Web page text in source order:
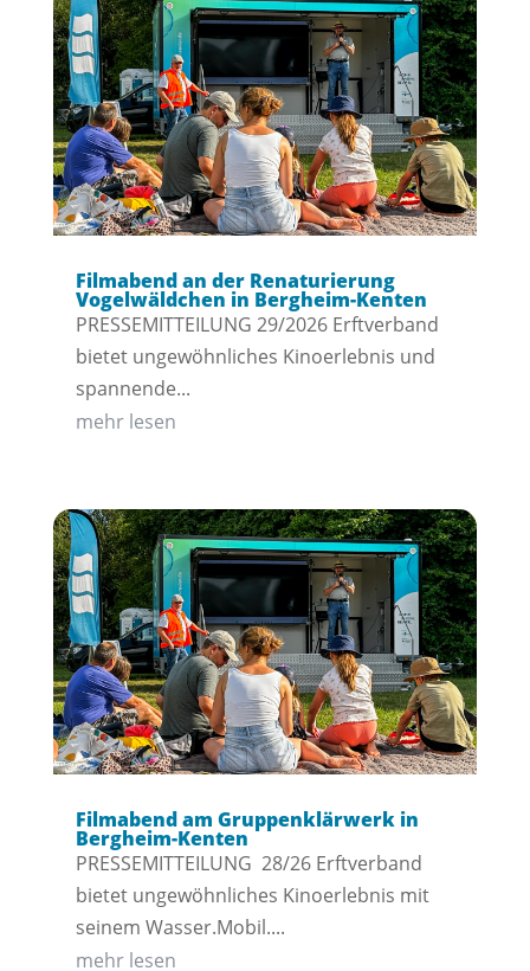
Filmabend an der Renaturierung
Vogelwäldchen in Bergheim-Kenten
PRESSEMITTEILUNG 29/2026 Erftverband
bietet ungewöhnliches Kinoerlebnis und
spannende...
mehr lesen
Filmabend am Gruppenklärwerk in
Bergheim-Kenten
PRESSEMITTEILUNG 28/26 Erftverband
bietet ungewöhnliches Kinoerlebnis mit
seinem Wasser.Mobil....
mehr lesen